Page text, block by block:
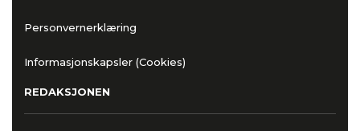
Personvernerklæring
Informasjonskapsler (Cookies)
REDAKSJONEN